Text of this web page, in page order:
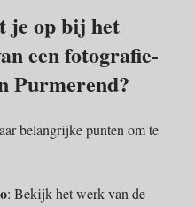
je op bij het
een fotografie-
Purmerend?
belangrijke punten om te
: Bekijk het werk van de